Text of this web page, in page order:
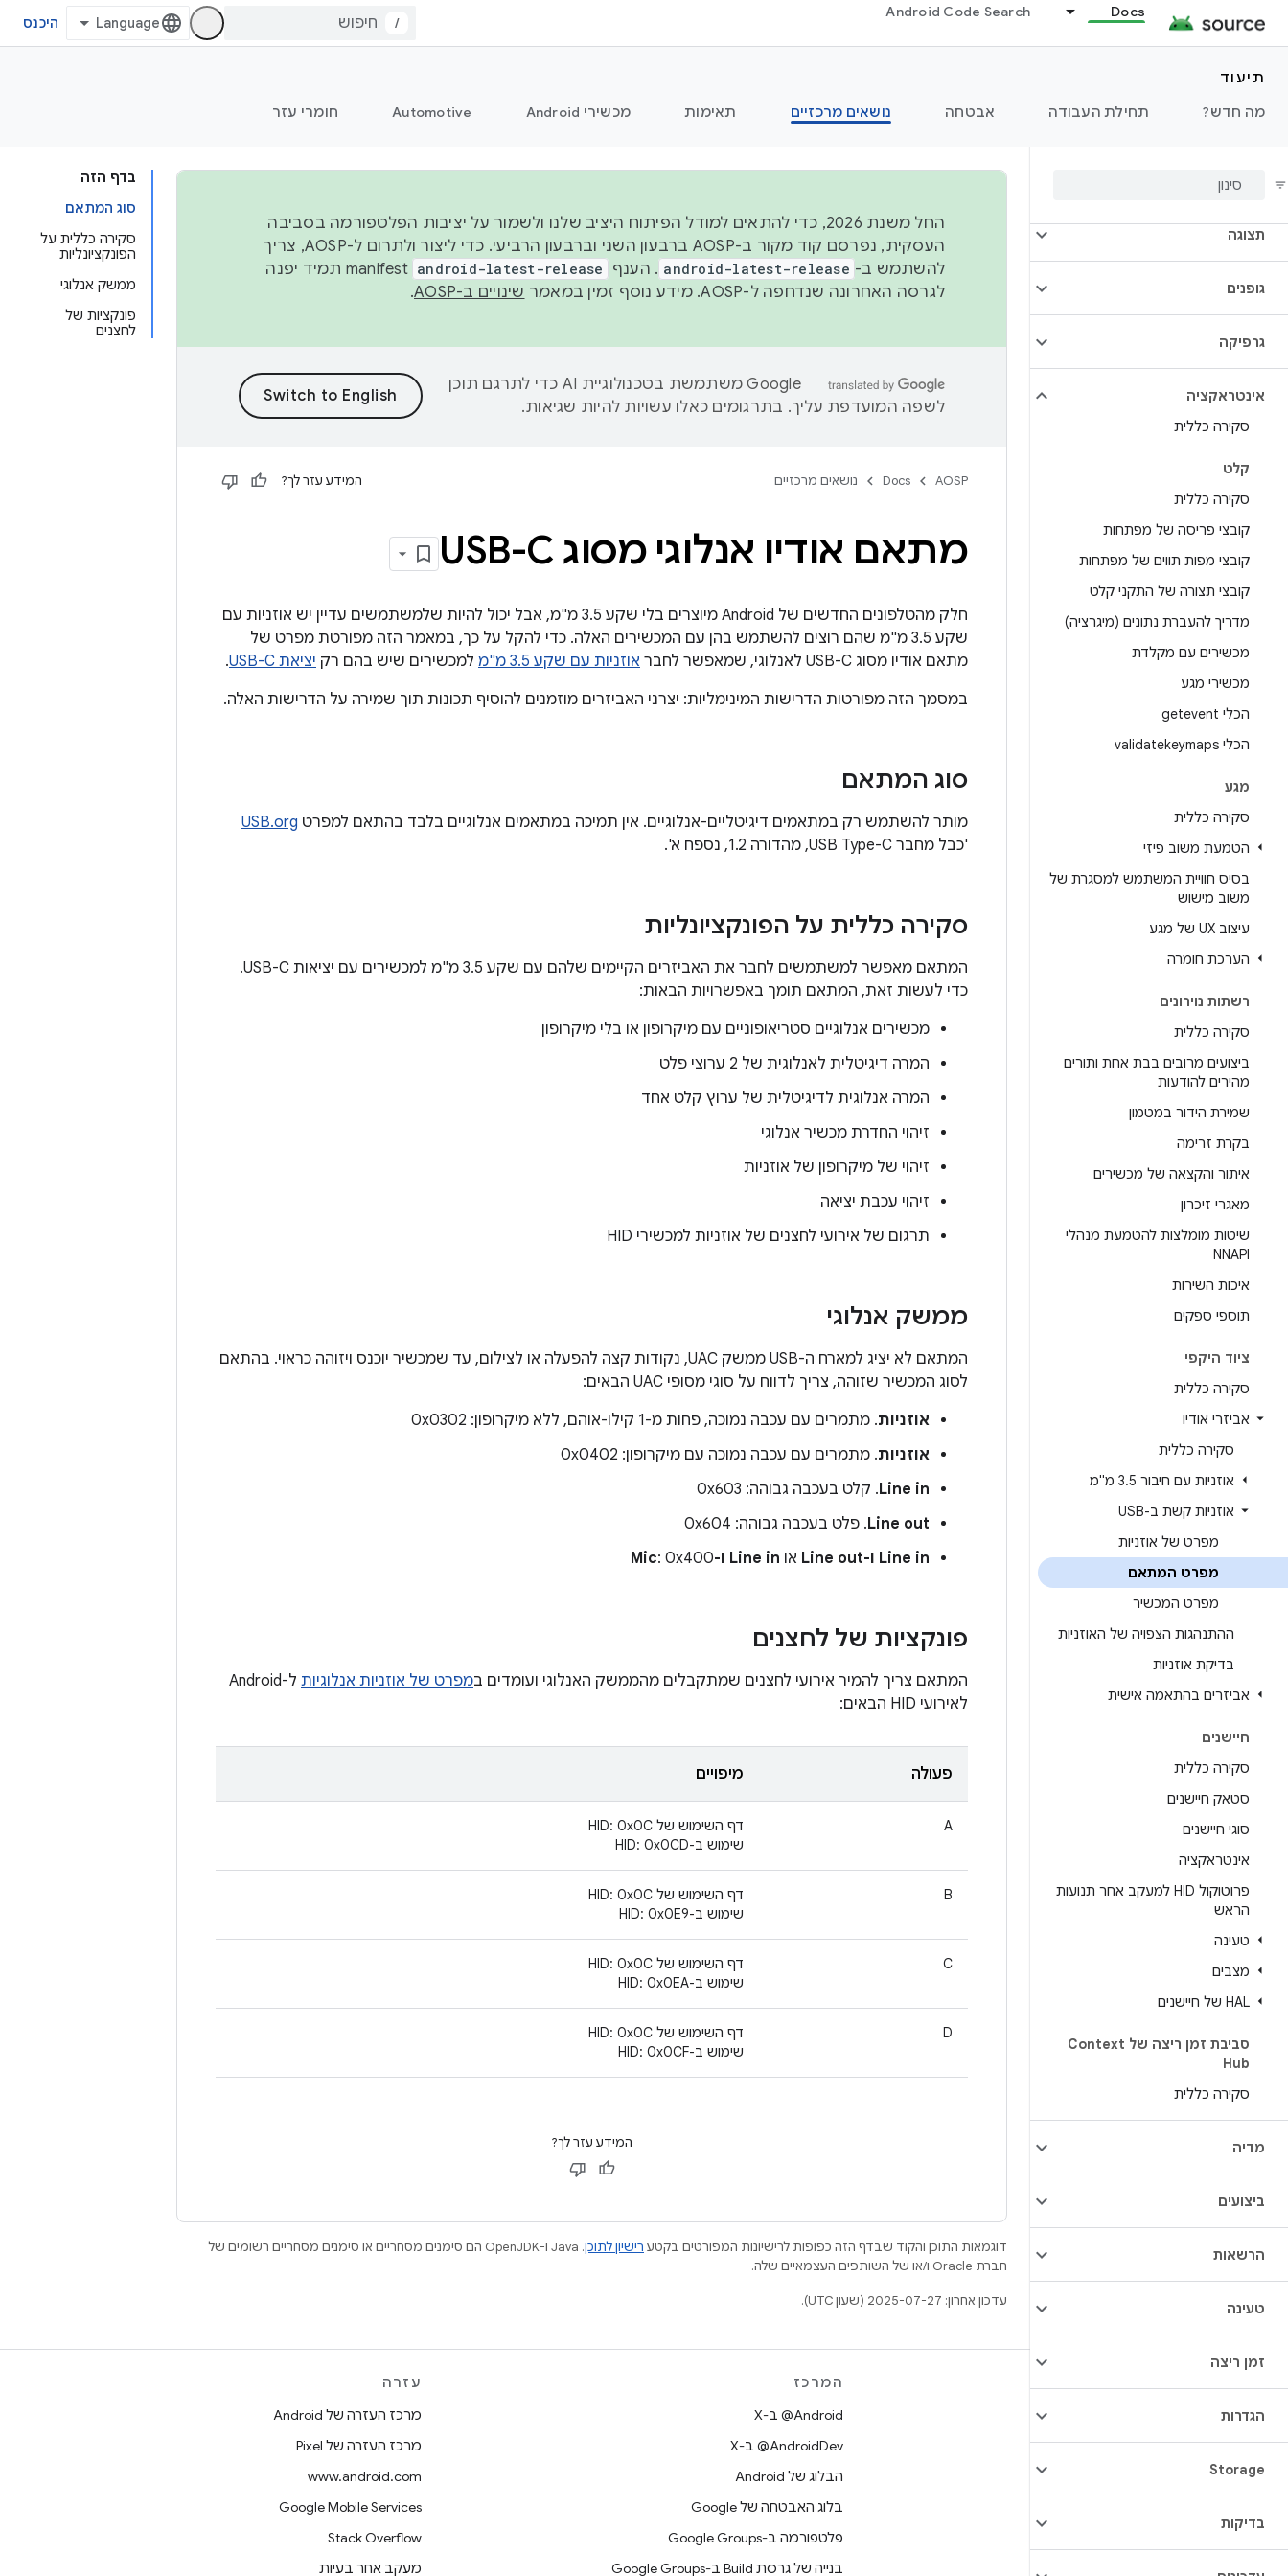
Docs
Android Code Search
/ היכנס
תיעוד
מה חדש?
תחילת העבודה אבטחה נושאים מרכזיים תאימות מכשירי Android Automotive חומרי עזר
אודיו
מצלמה
נתונים
תצוגה
גופנים
גרפיקה
אינטראקציה
סקירה כללית
קלט
סקירה כללית
קובצי פריסה של מפתחות
קובצי מפות תווים של מפתחות
קובצי תצורה של התקני קלט
מדריך להעברת נתונים (מיגרציה)
מכשירים עם מקלדת
מכשירי מגע
הכלי getevent
הכלי validatekeymaps
מגע
סקירה כללית
הטמעת משוב פיזי
בסיס חוויית המשתמש למסגרת של
משוב מישוש
עיצוב UX של מגע
הערכת חומרה
רשתות נוירונים
סקירה כללית
ביצועים מרובים בבת אחת ותורים
מהירים להודעות
שמירת הידור במטמון
בקרת זרימה
איתור והקצאה של מכשירים
מאגרי זיכרון
שיטות מומלצות להטמעת מנהלי
NNAPI
איכות השירות
תוספי ספקים
ציוד היקפי
סקירה כללית
אביזרי אודיו
סקירה כללית
אוזניות עם חיבור 3
.5 מ"מ
אוזניות קשת ב-USB
מפרט של אוזניות
מפרט המתאם
מפרט המכשיר
ההתנהגות הצפויה של האוזניות
בדיקת אוזניות
אביזרים בהתאמה אישית
חיישנים
סקירה כללית
סטאק חיישנים
סוגי חיישנים
אינטראקציה
פרוטוקול HID למעקב אחר תנועות
הראש
טעינה
מצבים
HAL של חיישנים
סביבת זמן ריצה של Context
Hub
סקירה כללית
מדיה
ביצועים
הרשאות
טעינה
זמן ריצה
הגדרות
Storage
בדיקות
בדף הזה
סוג המתאם
סקירה כללית על
הפונקציונליות
ממשק אנלוגי
פונקציות של
לחצנים
החל משנת 2026, כדי להתאים למודל הפיתוח היציב שלנו ולשמור על יציבות הפלטפורמה בסביבה
העסקית, נפרסם קוד מקור ב-AOSP ברבעון השני וברבעון הרביעי. כדי ליצור ולתרום ל-AOSP, צריך
להשתמש ב- android-latest-release . הענף android-latest-release
manifest תמיד יפנה
לגרסה האחרונה שנדחפה ל-AOSP. מידע נוסף זמין במאמר
שינויים ב-AOSP .
‫Google משתמשת בטכנולוגיית AI כדי לתרגם תוכן
לשפה המועדפת עליך. בתרגומים כאלו עשויות להיות שגיאות.
AOSP
Docs נושאים מרכזיים המידע עזר לך?
מתאם אודיו אנלוגי מסוג USB-C
חלק מהטלפונים החדשים של Android מיוצרים בלי שקע 3.5 מ"מ, אבל יכול להיות שלמשתמשים עדיין יש אוזניות עם
שקע 3.5 מ"מ שהם רוצים להשתמש בהן עם המכשירים האלה. כדי להקל על כך, במאמר הזה מפורטת מפרט של
מתאם אודיו מסוג USB-C לאנלוגי, שמאפשר לחבר
אוזניות עם שקע 3.5 מ"מ למכשירים שיש בהם רק יציאת USB-C
.
במסמך הזה מפורטות הדרישות המינימליות: יצרני האביזרים מוזמנים להוסיף תכונות תוך שמירה על הדרישות האלה.
סוג המתאם
מותר להשתמש רק במתאמים דיגיטליים-אנלוגיים. אין תמיכה במתאמים אנלוגיים בלבד בהתאם למפרט USB.org
'כבל מחבר USB Type-C, מהדורה 1.2, נספח א'.
סקירה כללית על הפונקציונליות
המתאם מאפשר למשתמשים לחבר את האביזרים הקיימים שלהם עם שקע 3.5 מ"מ למכשירים עם יציאות USB-C.
כדי לעשות זאת, המתאם תומך באפשרויות הבאות:
מכשירים אנלוגיים סטריאופוניים עם מיקרופון או בלי מיקרופון
המרה דיגיטלית לאנלוגית של 2 ערוצי פלט
המרה אנלוגית לדיגיטלית של ערוץ קלט אחד
זיהוי החדרת מכשיר אנלוגי
זיהוי של מיקרופון של אוזניות
זיהוי עכבת יציאה
תרגום של אירועי לחצנים של אוזניות למכשירי HID
ממשק אנלוגי
המתאם לא יציג למארח ה-USB ממשק UAC, נקודות קצה להפעלה או לצילום, עד שמכשיר יוכנס ויזוהה כראוי. בהתאם
לסוג המכשיר שזוהה, צריך לדווח על סוגי מסופי UAC הבאים:
אוזניות. מתמרים עם עכבה נמוכה, פחות מ-1 קילו-אוהם, ללא מיקרופון: 0x0302
אוזניות. מתמרים עם עכבה נמוכה עם מיקרופון: 0x0402
Line in. קלט בעכבה גבוהה: 0x603
Line out. פלט בעכבה גבוהה: 0x604
Line in ו-Line out
או Line in ו-Mic : 0x400
פונקציות של לחצנים
המתאם צריך להמיר אירועי לחצנים שמתקבלים מהממשק האנלוגי ועומדים במפרט של אוזניות אנלוגיות
ל-Android
לאירועי HID הבאים:
פעולה מיפויים
A
דף השימוש של HID: 0x0C
שימוש ב-HID: 0x0CD
B
דף השימוש של HID: 0x0C
שימוש ב-HID: 0x0E9
C
דף השימוש של HID: 0x0C
שימוש ב-HID: 0x0EA
D
דף השימוש של HID: 0x0C
שימוש ב-HID: 0x0CF
המידע עזר לך?
דוגמאות התוכן והקוד שבדף הזה כפופות לרישיונות המפורטים בקטע רישיון לתוכן
.‏ Java ו-OpenJDK הם סימנים מסחריים או סימנים מסחריים רשומים של
חברת Oracle ו/או של השותפים העצמאיים שלה.
עדכון אחרון: 2025-07-27 (שעון UTC).
מאגר Android
דרישות
להסבר על ההורדה
המרכז
‫‎@Android ב-X
‫‎@AndroidDev ב-X
הבלוג של Android
בלוג האבטחה של Google
פלטפורמה ב-Google Groups
בנייה של גרסת Build ב-Google Groups
עזרה
מרכז העזרה של Android
מרכז העזרה של Pixel
www.android.com
Google Mobile Services
Stack Overflow
מעקב אחר בעיות